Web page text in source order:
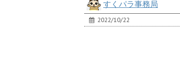
すくパラ事務局
2022/10/22